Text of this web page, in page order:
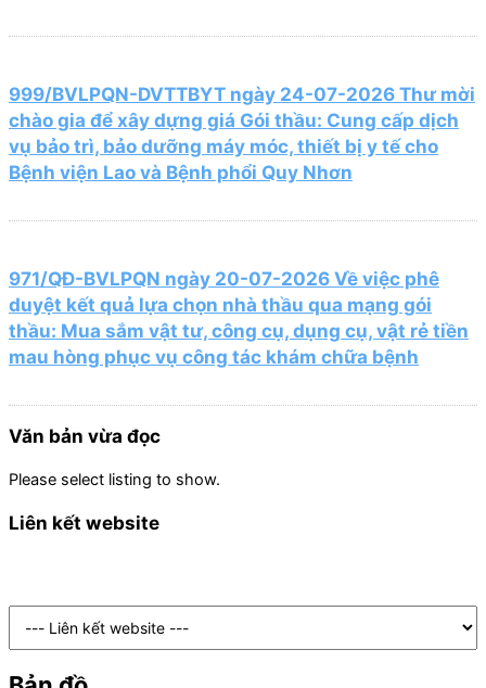
999/BVLPQN-DVTTBYT ngày 24-07-2026 Thư mời
chào gia để xây dựng giá Gói thầu: Cung cấp dịch
vụ bảo trì, bảo dưỡng máy móc, thiết bị y tế cho
Bệnh viện Lao và Bệnh phổi Quy Nhơn
971/QĐ-BVLPQN ngày 20-07-2026 Về việc phê
duyệt kết quả lựa chọn nhà thầu qua mạng gói
thầu: Mua sắm vật tư, công cụ, dụng cụ, vật rẻ tiền
mau hòng phục vụ công tác khám chữa bệnh
Văn bản vừa đọc
Please select listing to show.
Liên kết website